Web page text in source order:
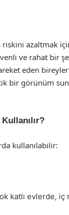
azaltmak
ve rahat bir
eden
bir görünüm
kullanılabilir:
katlı evlerde,